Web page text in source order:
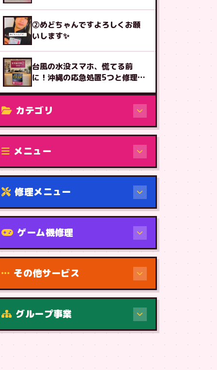
②めどちゃんですよろしくお願
いします✨
台風の水没スマホ、慌てる前
に！沖縄の応急処置5つと修理受
カテゴリ
修理（機種から）
メニュー
修理メニュー
機種から
ゲーム機修理
その他サービス
グループ事業